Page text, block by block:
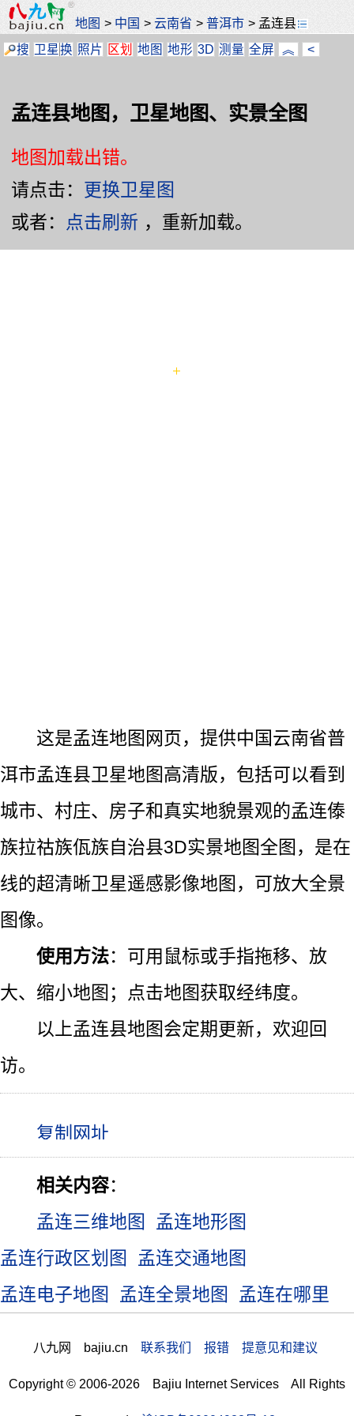
地图 > 中国 >云南省 >普洱市 > 孟连县
搜 卫星换 照片 区划 地图 地形 3D 测量 全屏 ︽ <
孟连县地图，卫星地图、实景全图
地图加载出错。
请点击： 更换卫星图
或者：
点击刷新 ，重新加载。
这是孟连地图网页，提供中国云南省普
洱市孟连县卫星地图高清版，包括可以看到
城市、村庄、房子和真实地貌景观的孟连傣
族拉祜族佤族自治县3D实景地图全图，是在
线的超清晰卫星遥感影像地图，可放大全景
图像。
使用方法：可用鼠标或手指拖移、放
大、缩小地图；点击地图获取经纬度。
以上孟连县地图会定期更新，欢迎回
访。
相关内容：
孟连三维地图
孟连地形图
孟连行政区划图
孟连交通地图
孟连电子地图
孟连全景地图 孟连在哪里
八九网 bajiu.cn 联系我们 报错 提意见和建议
Copyright © 2006-2026 Bajiu Internet Services All Rights